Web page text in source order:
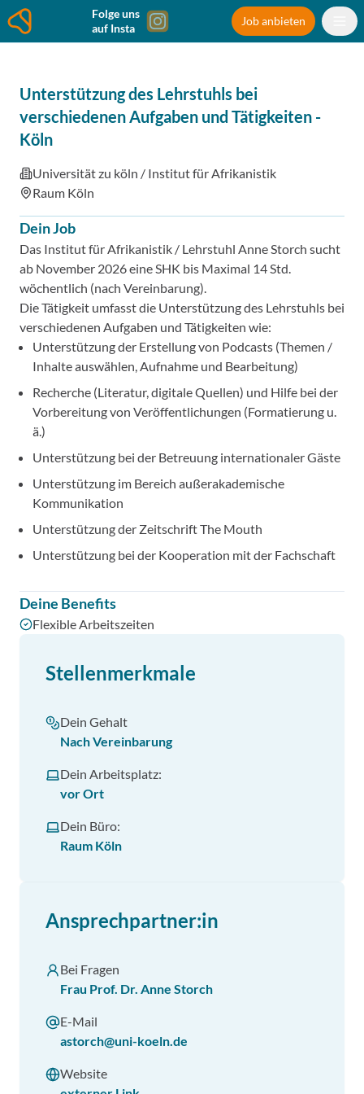
Folge uns
auf Insta
Job anbieten
Unterstützung des Lehrstuhls bei
verschiedenen Aufgaben und Tätigkeiten -
Köln
Universität zu köln / Institut für Afrikanistik
Raum Köln
Dein Job
Das Institut für Afrikanistik / Lehrstuhl Anne Storch sucht
ab November 2026 eine SHK bis Maximal 14 Std.
wöchentlich (nach Vereinbarung).
Die Tätigkeit umfasst die Unterstützung des Lehrstuhls bei
verschiedenen Aufgaben und Tätigkeiten wie:
Unterstützung der Erstellung von Podcasts (Themen /
Inhalte auswählen, Aufnahme und Bearbeitung)
Recherche (Literatur, digitale Quellen) und Hilfe bei der
Vorbereitung von Veröffentlichungen (Formatierung u.
ä.)
Unterstützung bei der Betreuung internationaler Gäste
Unterstützung im Bereich außerakademische
Kommunikation
Unterstützung der Zeitschrift The Mouth
Unterstützung bei der Kooperation mit der Fachschaft
Deine Benefits
Flexible Arbeitszeiten
Stellenmerkmale
Dein Gehalt
Nach Vereinbarung
Dein Arbeitsplatz:
vor Ort
Dein Büro:
Raum Köln
Ansprechpartner:in
Bei Fragen
Frau Prof. Dr. Anne Storch
E-Mail
astorch@uni-koeln.de
Website